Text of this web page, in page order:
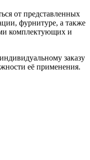
от представленных
фурнитуре, а также
комплектующих и
заказу
её применения.